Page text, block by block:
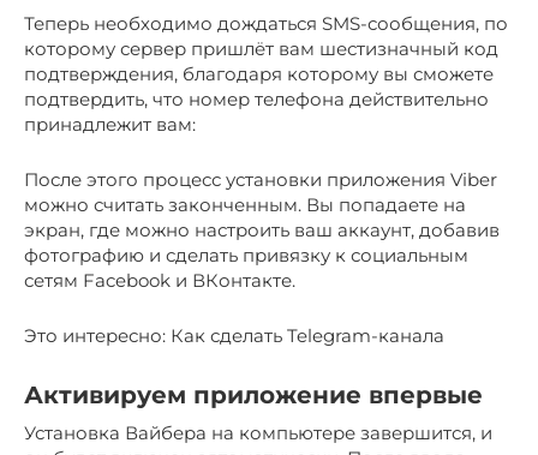
Теперь необходимо дождаться SMS-сообщения, по
которому сервер пришлёт вам шестизначный код
подтверждения, благодаря которому вы сможете
подтвердить, что номер телефона действительно
принадлежит вам:
После этого процесс установки приложения Viber
можно считать законченным. Вы попадаете на
экран, где можно настроить ваш аккаунт, добавив
фотографию и сделать привязку к социальным
сетям Facebook и ВКонтакте.
Это интересно: Как сделать Telegram-канала
Активируем приложение впервые
Установка Вайбера на компьютере завершится, и